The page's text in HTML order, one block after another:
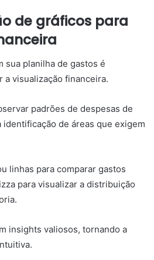
de gráficos para
sua planilha de gastos é
a visualização financeira.
padrões de despesas de
de áreas que exigem
linhas para comparar gastos
para visualizar a distribuição
insights valiosos, tornando a